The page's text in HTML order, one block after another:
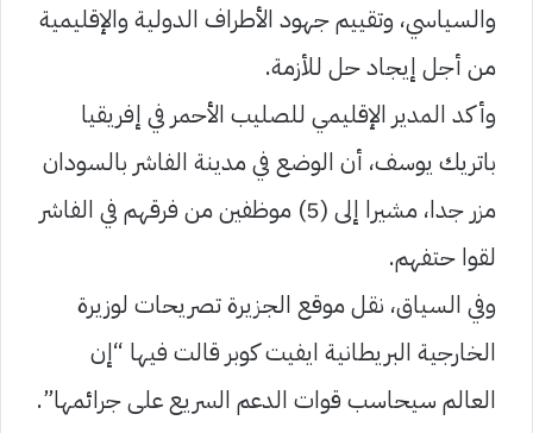
والسياسي، وتقييم جهود الأطراف الدولية والإقليمية
من أجل إيجاد حل للأزمة.
وأكد المدير الإقليمي للصليب الأحمر في إفريقيا
باتريك يوسف، أن الوضع في مدينة الفاشر بالسودان
مزر جدا، مشيرا إلى (5) موظفين من فرقهم في الفاشر
لقوا حتفهم.
وفي السياق، نقل موقع الجزيرة تصريحات لوزيرة
الخارجية البريطانية ايفيت كوبر قالت فيها “إن
العالم سيحاسب قوات الدعم السريع على جرائمها”.